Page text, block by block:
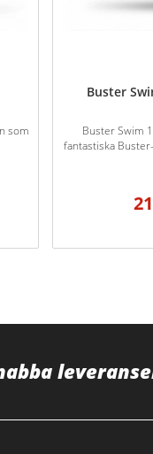
som
Buster
Buster Swim
fantastiska